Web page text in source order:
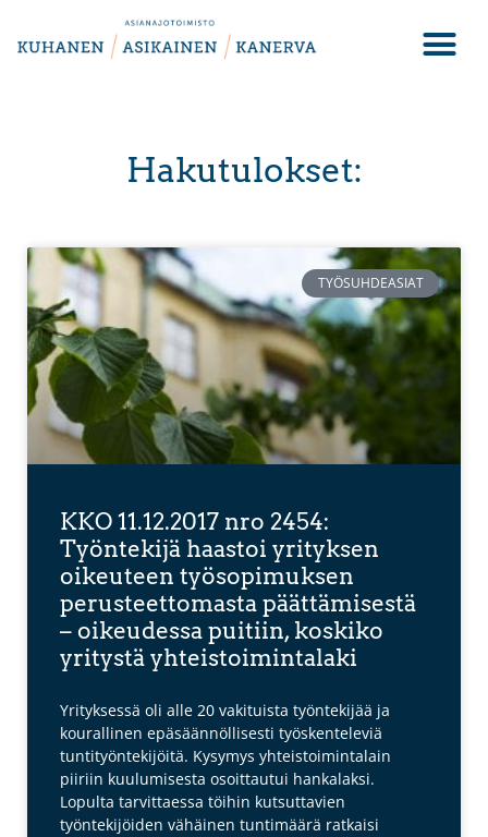
Hakutulokset:
TYÖSUHDEASIAT
KKO 11.12.2017 nro 2454:
Työntekijä haastoi yrityksen
oikeuteen työsopimuksen
perusteettomasta päättämisestä
– oikeudessa puitiin, koskiko
yritystä yhteistoimintalaki
Yrityksessä oli alle 20 vakituista työntekijää ja
kourallinen epäsäännöllisesti työskenteleviä
tuntityöntekijöitä. Kysymys yhteistoimintalain
piiriin kuulumisesta osoittautui hankalaksi.
Lopulta tarvittaessa töihin kutsuttavien
työntekijöiden vähäinen tuntimäärä ratkaisi